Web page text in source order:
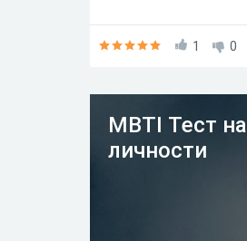
1 0
MBTI Тест
личности